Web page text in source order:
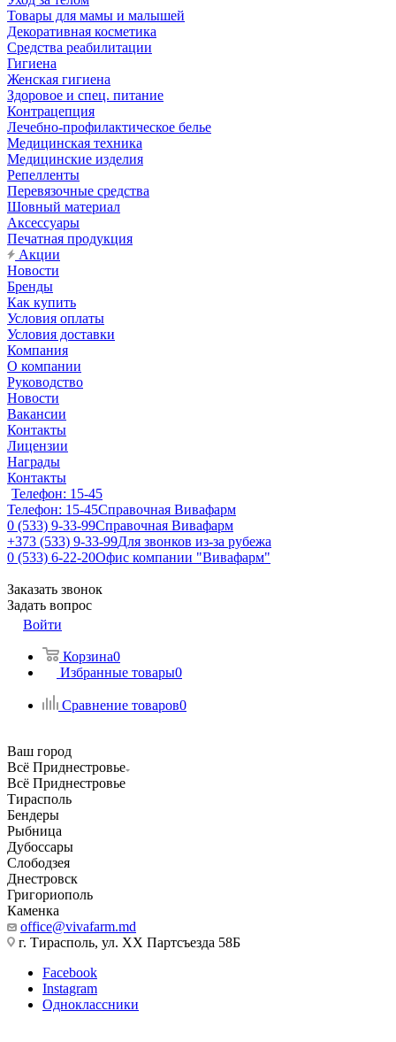
Товары для мамы и малышей
Декоративная косметика
Средства реабилитации
Гигиена
Женская гигиена
Здоровое и спец. питание
Контрацепция
Лечебно-профилактическое белье
Медицинская техника
Медицинские изделия
Репелленты
Перевязочные средства
Шовный материал
Аксессуары
Печатная продукция
Акции
Новости
Бренды
Как купить
Условия оплаты
Условия доставки
Компания
О компании
Руководство
Новости
Вакансии
Контакты
Лицензии
Награды
Контакты
Телефон: 15-45
Телефон: 15-45Справочная Вивафарм
0 (533) 9-33-99Справочная Вивафарм
+373 (533) 9-33-99Для звонков из-за рубежа
0 (533) 6-22-20Офис компании "Вивафарм"
Заказать звонок
Задать вопрос
Войти
Корзина0
Избранные товары0
Сравнение товаров0
Ваш город
Всё Приднестровье
Всё Приднестровье
Тирасполь
Бендеры
Рыбница
Дубоссары
Слободзея
Днестровск
Григориополь
Каменка
office@vivafarm.md
г. Тирасполь, ул. ХХ Партсъезда 58Б
Facebook
Instagram
Одноклассники